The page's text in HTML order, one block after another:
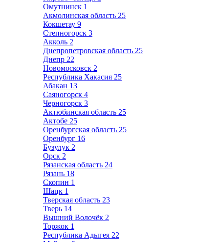
Омутнинск 1
Акмолинская область 25
Кокшетау 9
Степногорск 3
Акколь 2
Днепропетровская область 25
Днепр 22
Новомосковск 2
Республика Хакасия 25
Абакан 13
Саяногорск 4
Черногорск 3
Актюбинская область 25
Актобе 25
Оренбургская область 25
Оренбург 16
Бузулук 2
Орск 2
Рязанская область 24
Рязань 18
Скопин 1
Шацк 1
Тверская область 23
Тверь 14
Вышний Волочёк 2
Торжок 1
Республика Адыгея 22